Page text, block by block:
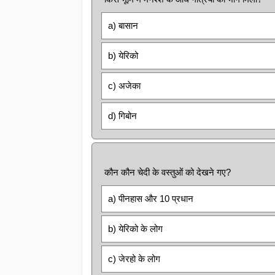
a) बासान
b) येरिको
c) अजेका
d) गिबोन
कौन कौन चेदी के वस्तुओं को देखने गए?
a) पीनहास और 10 प्रधान
b) येरिको के लोग
c) जेरहो के लोग